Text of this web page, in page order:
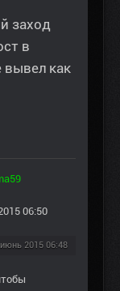
заход
в
как
06:50
2015 06:48